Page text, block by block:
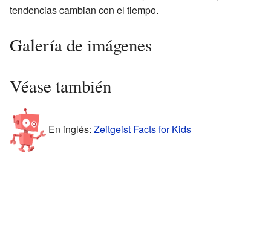
tendencias cambian con el tiempo.
Galería de imágenes
Véase también
En inglés: Zeitgeist Facts for Kids